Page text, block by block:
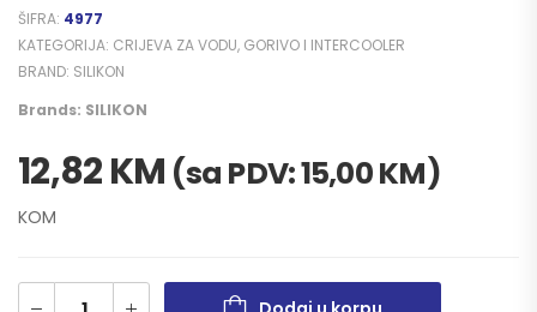
ŠIFRA: 4977
KATEGORIJA: CRIJEVA ZA VODU, GORIVO I INTERCOOLER
BRAND: SILIKON
Brands: SILIKON
12,82KM (sa PDV:15,00KM)
KOM